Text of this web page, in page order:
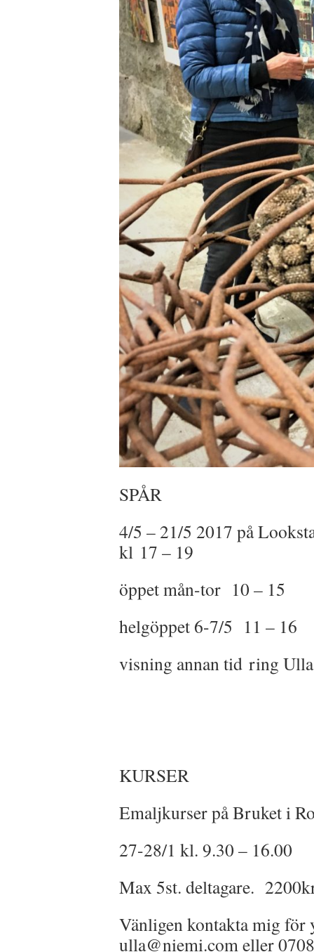
SPÅR
4/5 – 21/5 2017 på
kl 17 – 19
öppet mån-tor 10 – 15
helgöppet 6-7/5 11 – 16
visning annan tid ring
KURSER
Emaljkurser på Bruket i
27-28/1 kl. 9.30 – 16.00
Max 5st. deltagare.
Vänligen kontakta mig
ulla@niemi.com eller